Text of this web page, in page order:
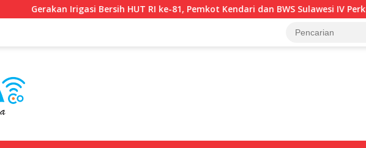
Bersih HUT RI ke-81, Pemkot Kendari dan BWS Sulawesi IV Perkuat Sinergi Jaga